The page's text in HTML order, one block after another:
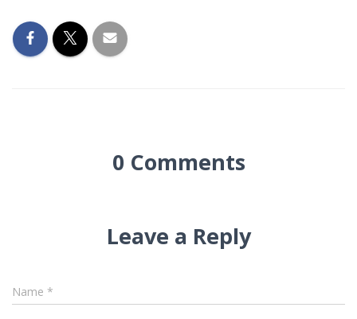
0 Comments
Leave a Reply
Name *